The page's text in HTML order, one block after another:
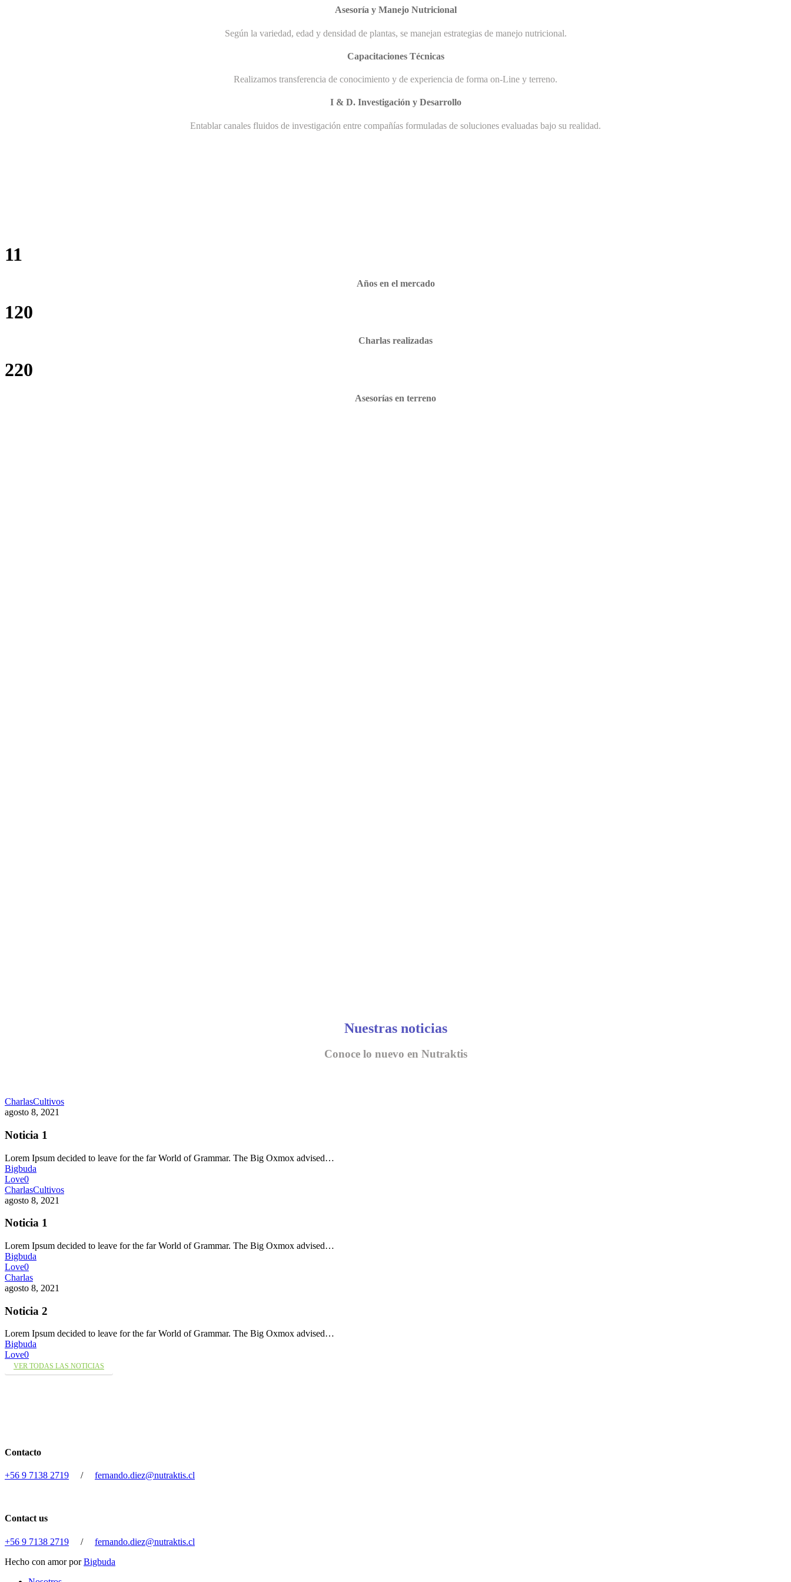
Asesoría y Manejo Nutricional
Según la variedad, edad y densidad de plantas, se manejan estrategias de manejo nutricional.
Capacitaciones Técnicas
Realizamos transferencia de conocimiento y de experiencia de forma on-Line y terreno.
I & D. Investigación y Desarrollo
Entablar canales fluidos de investigación entre compañías formuladas de soluciones evaluadas bajo su realidad.
11
Años en el mercado
120
Charlas realizadas
220
Asesorías en terreno
Nuestras noticias
Conoce lo nuevo en Nutraktis
CharlasCultivos
agosto 8, 2021
Noticia 1
Lorem Ipsum decided to leave for the far World of Grammar. The Big Oxmox advised…
Bigbuda
Love0
CharlasCultivos
agosto 8, 2021
Noticia 1
Lorem Ipsum decided to leave for the far World of Grammar. The Big Oxmox advised…
Bigbuda
Love0
Charlas
agosto 8, 2021
Noticia 2
Lorem Ipsum decided to leave for the far World of Grammar. The Big Oxmox advised…
Bigbuda
Love0
VER TODAS LAS NOTICIAS
Contacto
+56 9 7138 2719 / fernando.diez@nutraktis.cl
Contact us
+56 9 7138 2719 / fernando.diez@nutraktis.cl
Hecho con amor porBigbuda